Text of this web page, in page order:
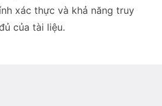
xác thực và khả năng truy
của tài liệu.